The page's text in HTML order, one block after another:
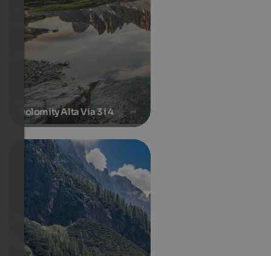
Dolomity Alta Via 3 i 4